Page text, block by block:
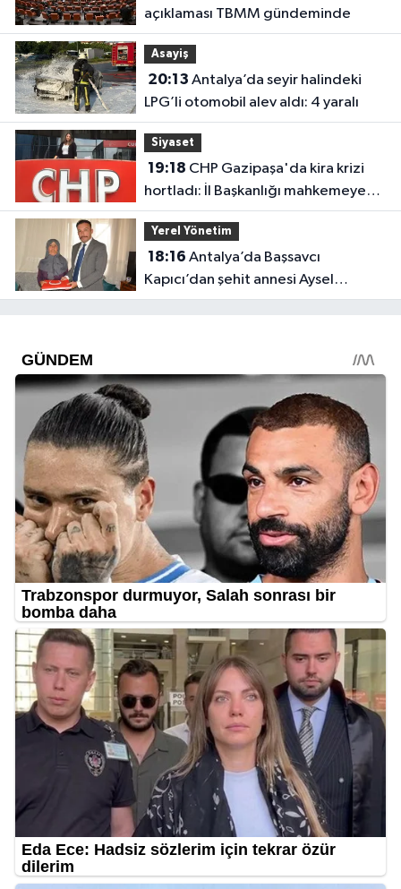
açıklaması TBMM gündeminde
Asayiş
20:13
LPG’li otomobil alev aldı: 4 yaralı
Siyaset
19:18
hortladı: İl Başkanlığı mahkemeye
gitti
Yerel Yönetim
18:16
Kapıcı’dan şehit annesi Aysel
Belen’e anlamlı ziyaret